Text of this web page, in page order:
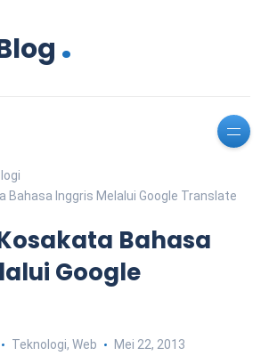
.
Bahasa Inggris Melalui Google Translate
Bahasa
Google
Teknologi, Web Mei 22, 2013